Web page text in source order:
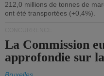
212,0 millions de tonnes de
ont été transportées (+0,4%).
La Commission
approfondie sur